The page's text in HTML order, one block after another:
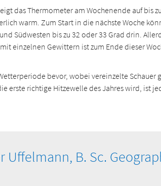
das Thermometer am Wochenende auf bis
warm. Zum Start in die nächste Woche
Südwesten bis zu 32 oder 33 Grad drin.
einzelnen Gewittern ist zum Ende dieser
bevor, wobei vereinzelte Schauer
erste richtige Hitzewelle des Jahres wird, ist
Uffelmann, B. Sc.